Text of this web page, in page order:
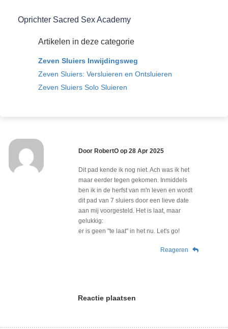
Oprichter Sacred Sex Academy
Artikelen in deze categorie
Zeven Sluiers Inwijdingsweg
Zeven Sluiers: Versluieren en Ontsluieren
Zeven Sluiers Solo Sluieren
DoorRobertOop 28 Apr 2025
Dit pad kende ik nog niet. Ach was ik het
maar eerder tegen gekomen. Inmiddels
ben ik in de herfst van m'n leven en wordt
dit pad van 7 sluiers door een lieve date
aan mij voorgesteld. Het is laat, maar
gelukkig:
er is geen "te laat" in het nu. Let's go!
Reageren
Reactie plaatsen